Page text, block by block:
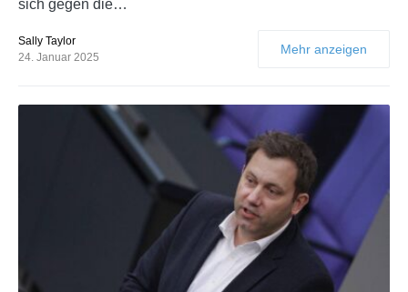
sich gegen die…
Sally Taylor
24. Januar 2025
Mehr anzeigen